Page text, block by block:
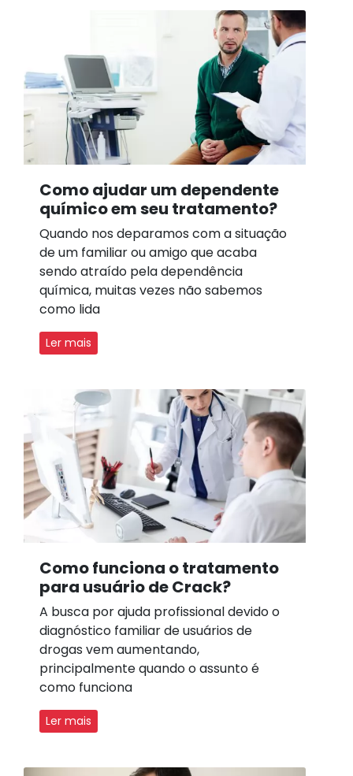
Como ajudar um dependente
químico em seu tratamento?
Quando nos deparamos com a situação
de um familiar ou amigo que acaba
sendo atraído pela dependência
química, muitas vezes não sabemos
como lida
Ler mais
Como funciona o tratamento
para usuário de Crack?
A busca por ajuda profissional devido o
diagnóstico familiar de usuários de
drogas vem aumentando,
principalmente quando o assunto é
como funciona
Ler mais